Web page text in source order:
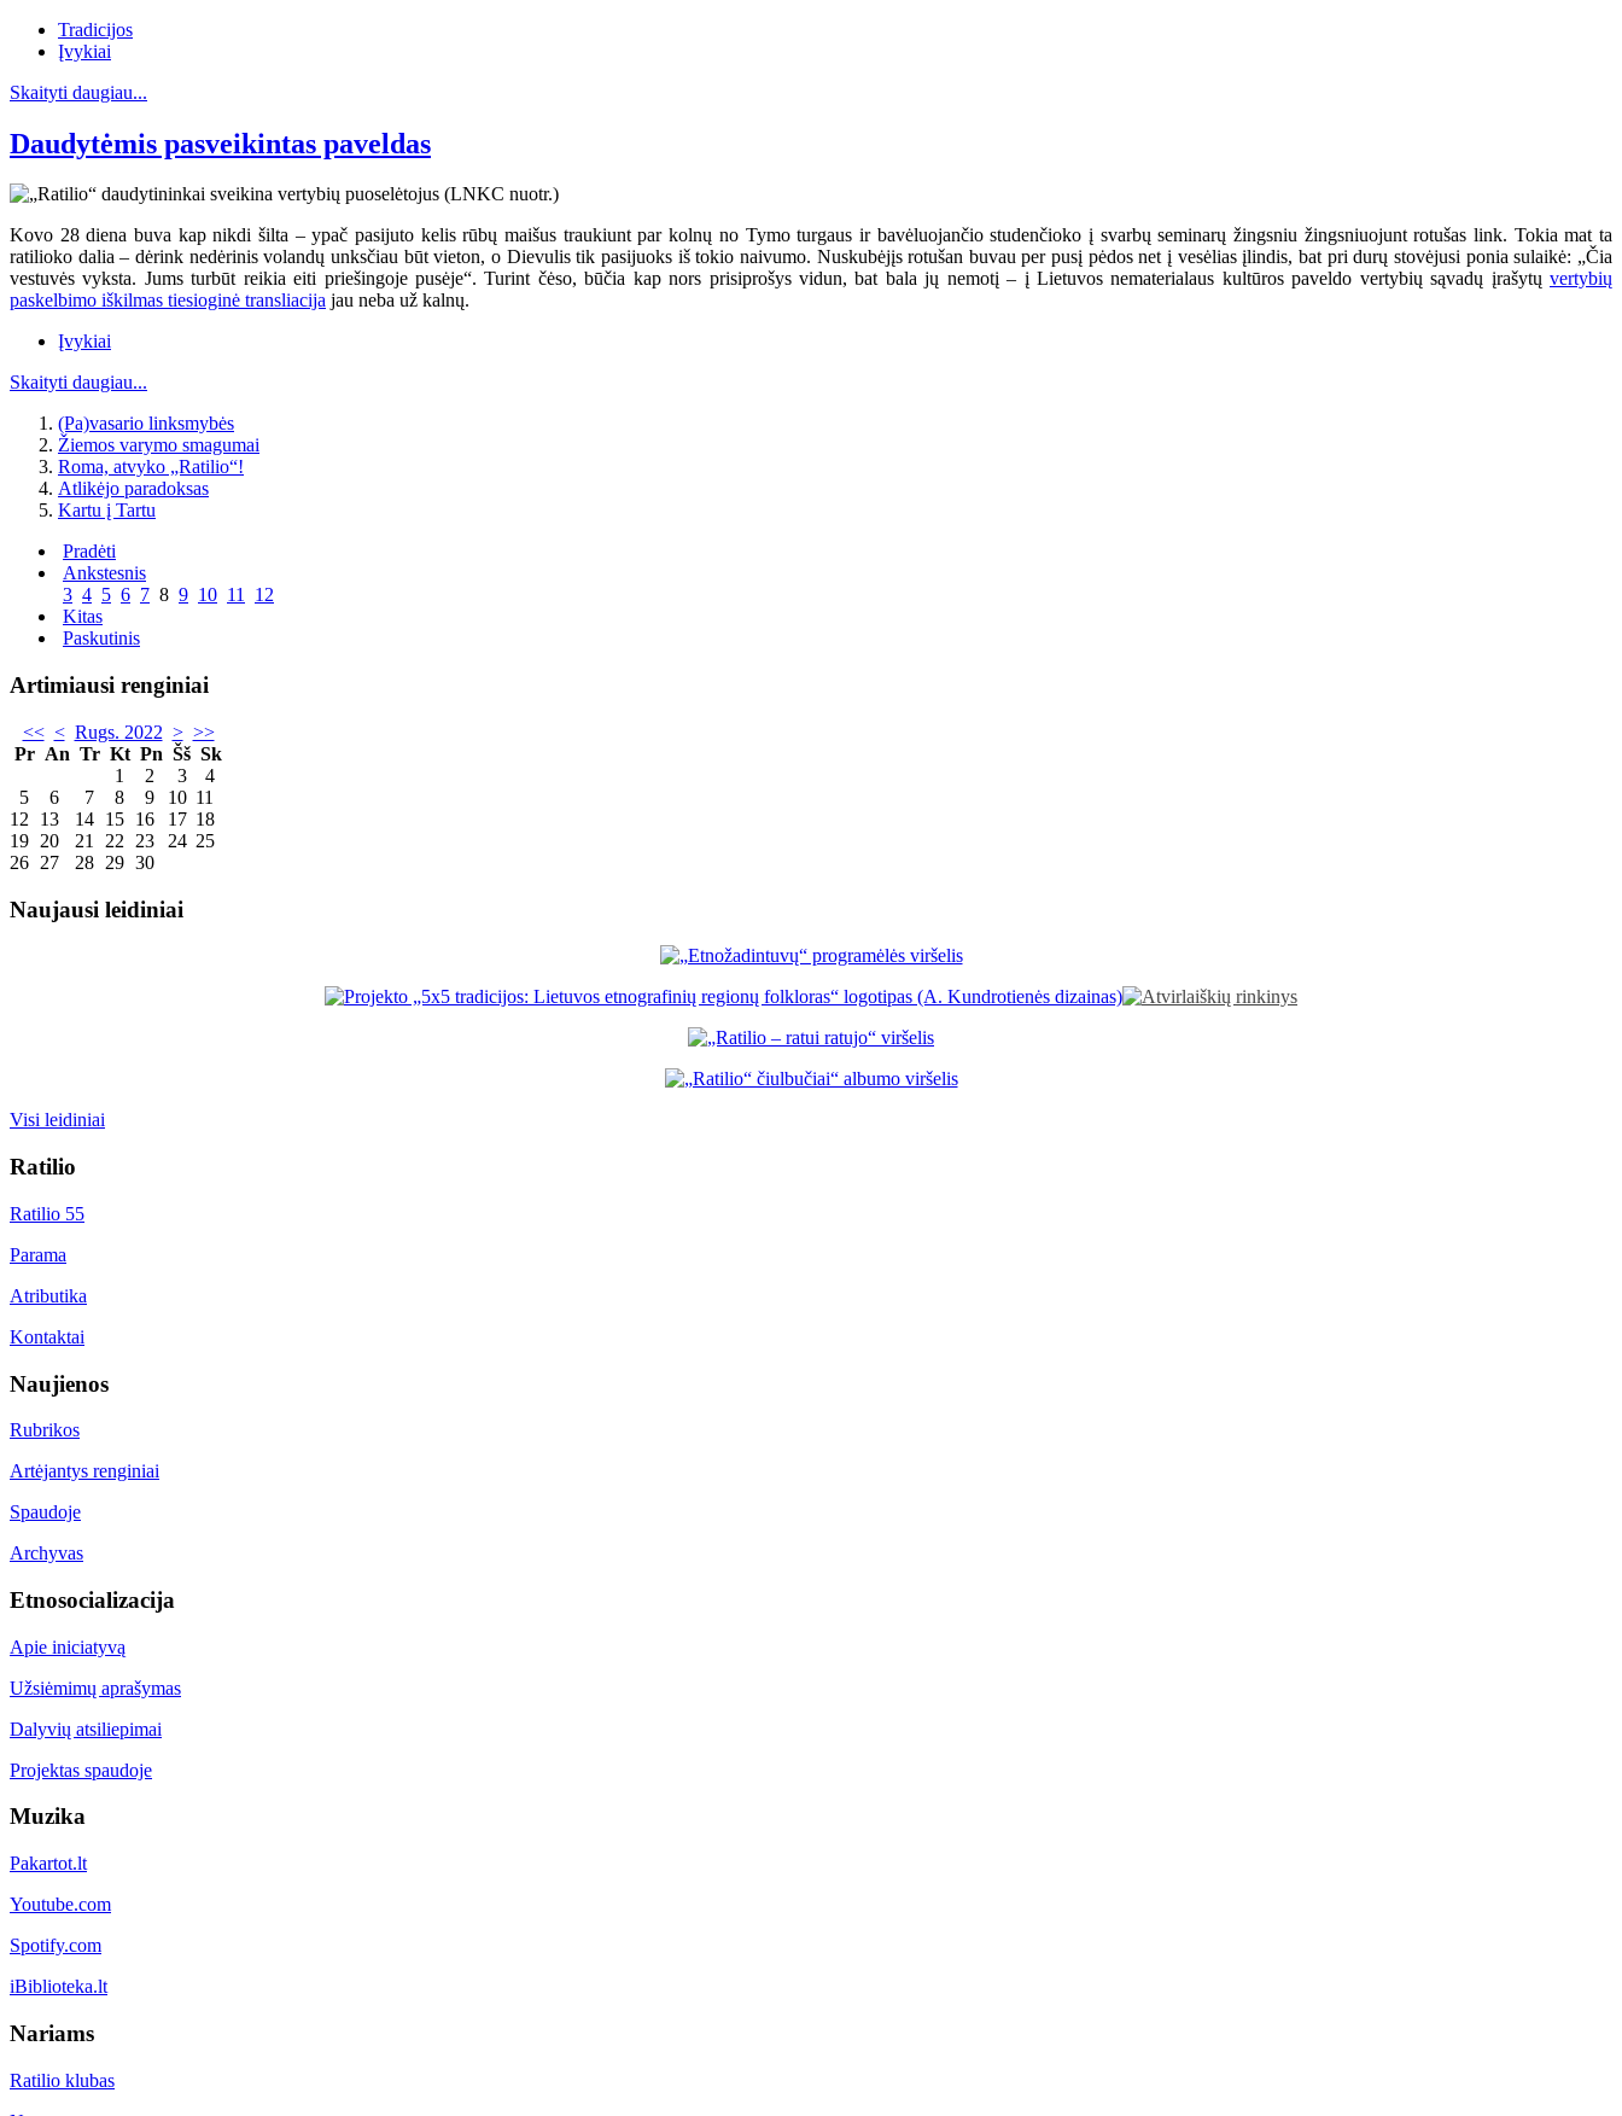
Tradicijos
Įvykiai
Skaityti daugiau...
Daudytėmis pasveikintas paveldas
Kovo 28 diena buva kap nikdi šilta – ypač pasijuto kelis rūbų maišus traukiunt par kolnų no Tymo turgaus ir bavėluojančio studenčioko į svarbų seminarų žingsniu žingsniuojunt rotušas link. Tokia mat ta
ratilioko dalia – dėrink nedėrinis volandų unksčiau būt vieton, o Dievulis tik pasijuoks iš tokio naivumo. Nuskubėjįs rotušan buvau per pusį pėdos net į vesėlias įlindis, bat pri durų stovėjusi ponia sulaikė: „Čia
vestuvės vyksta. Jums turbūt reikia eiti priešingoje pusėje“. Turint čėso, būčia kap nors prisiprošys vidun, bat bala jų nemotį – į Lietuvos nematerialaus kultūros paveldo vertybių sąvadų įrašytų vertybių
paskelbimo iškilmas tiesioginė transliacija jau neba už kalnų.
Įvykiai
Skaityti daugiau...
(Pa)vasario linksmybės
Žiemos varymo smagumai
Roma, atvyko „Ratilio“!
Atlikėjo paradoksas
Kartu į Tartu
Pradėti
Ankstesnis
3 4 5 6 7 8 9 10 11 12
Kitas
Paskutinis
Artimiausi renginiai
<< < Rugs. 2022 > >>
Pr An Tr Kt Pn Šš Sk
1
2 3
4
5
6 7 8 9 10 11
12
13 14 15 16 17 18
19 20 21 22 23 24 25
26 27 28 29 30
Naujausi leidiniai
Visi leidiniai
Ratilio
Ratilio 55
Parama
Atributika
Kontaktai
Naujienos
Rubrikos
Artėjantys renginiai
Spaudoje
Archyvas
Etnosocializacija
Apie iniciatyvą
Užsiėmimų aprašymas
Dalyvių atsiliepimai
Projektas spaudoje
Muzika
Pakartot.lt
Youtube.com
Spotify.com
iBiblioteka.lt
Nariams
Ratilio klubas